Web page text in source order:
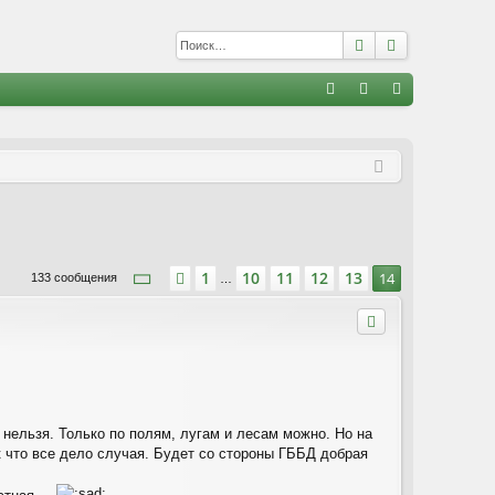
Поиск
с
133 сообщения Страница 14из14
Пред.
1 … 10 11 12 13 14
Только по полям, лугам и лесам можно. Но на
что все дело случая. Будет со стороны ГББД добрая